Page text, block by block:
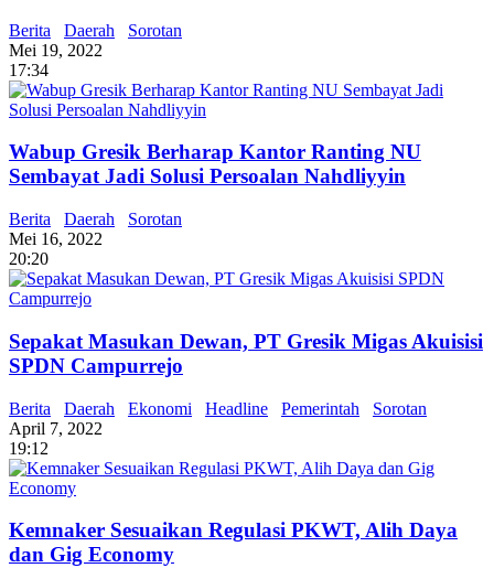
Berita Daerah
Sorotan
Mei 19, 2022
17:34
Wabup Gresik Berharap Kantor Ranting NU
Sembayat Jadi Solusi Persoalan Nahdliyyin
Berita Daerah
Sorotan
Mei 16, 2022
20:20
Sepakat Masukan Dewan, PT Gresik Migas Akuisisi
SPDN Campurrejo
Berita Daerah Ekonomi Headline Pemerintah
Sorotan
April 7, 2022
19:12
Kemnaker Sesuaikan Regulasi PKWT, Alih Daya
dan Gig Economy